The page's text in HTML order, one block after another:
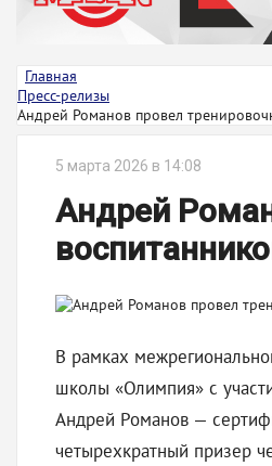
ЭКОЛОГИЯ
Главная
Пресс-релизы
Андрей Романов провел
5 марта 2026 в 14:08
Андрей
В рамках
школы «Олимпия» с
Андрей Романов —
четырехкратный призер